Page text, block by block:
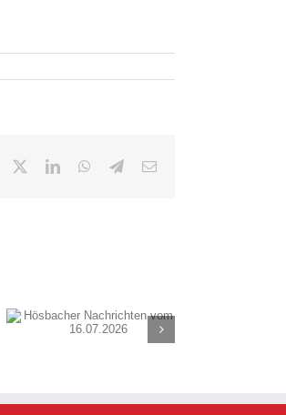
Facebook LinkedInWhatsApp
Telegram
E-